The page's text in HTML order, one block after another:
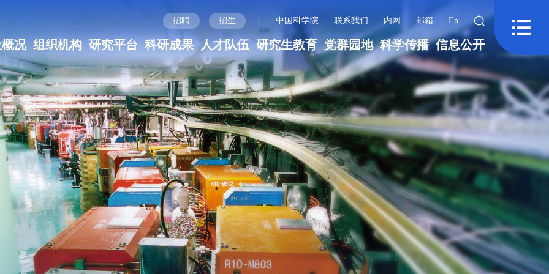
招聘 招生 | 中国科学院 联系我们 内网 邮箱 En
况 组织机构 研究平台 科研成果 人才队伍 研究生教育 党群园地 科学传播 信息公开